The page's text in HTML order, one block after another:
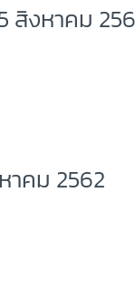
สิงหาคม
าคม 2562